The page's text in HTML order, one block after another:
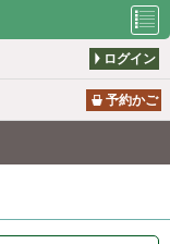
新着案内
ンキ
ログイン
予約かご